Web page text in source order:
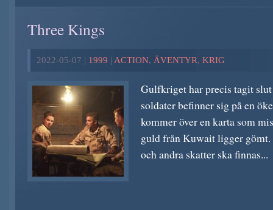
Three Kings
2022-05-07 | 1999 | ACTION, ÄVENTYR, KRIG
Gulfkriget har precis tagit
soldater befinner sig på en
kommer över en karta som
guld från Kuwait ligger
och andra skatter ska finnas...